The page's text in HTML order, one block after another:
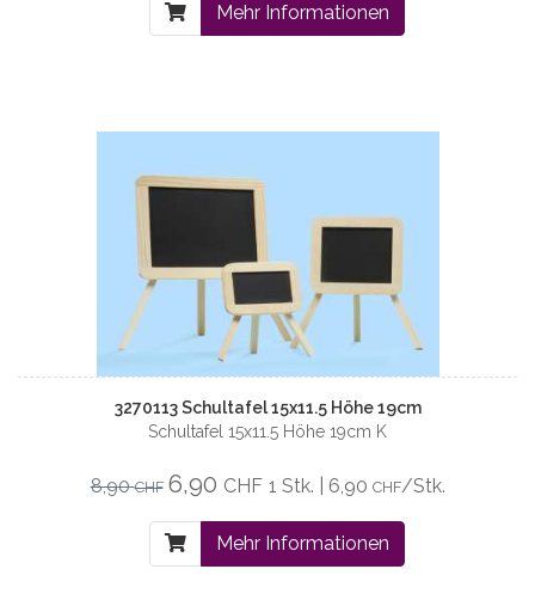
Mehr Informationen
3270113 Schultafel 15x11.5 Höhe 19cm
Schultafel 15x11.5 Höhe 19cm K
8,90CHF 6,90 CHF 1 Stk. | 6,90 CHF/Stk.
Mehr Informationen